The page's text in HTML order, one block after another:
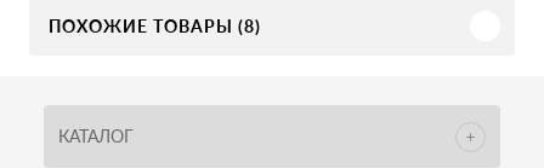
ПОХОЖИЕ ТОВАРЫ (8)
КАТАЛОГ